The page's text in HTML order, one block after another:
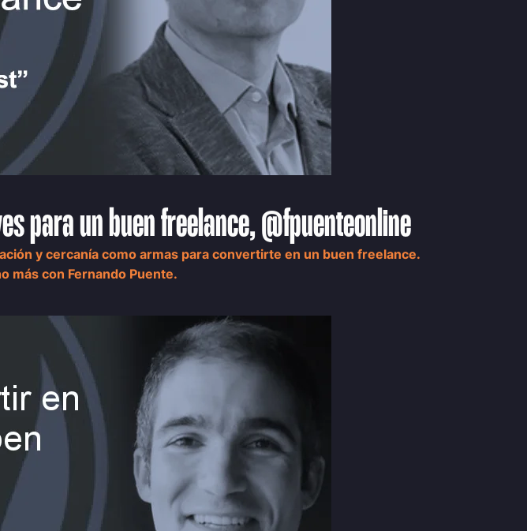
para un buen freelance, @fpuenteonline
y cercanía como armas para convertirte en un buen freelance.
más con Fernando Puente.